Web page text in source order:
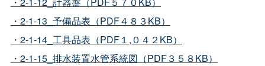
・2-1-13_予備品表（PDF４８３KB）
・2-1-14_工具品表（PDF１,０４２KB）
・2-1-15_排水装置水管系統図（PDF３５８KB）